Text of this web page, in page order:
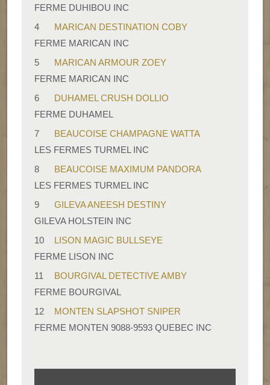
FERME DUHIBOU INC
4
MARICAN DESTINATION COBY
FERME MARICAN INC
5
MARICAN ARMOUR ZOEY
FERME MARICAN INC
6
DUHAMEL CRUSH DOLLIO
FERME DUHAMEL
7
BEAUCOISE CHAMPAGNE WATTA
LES FERMES TURMEL INC
8
BEAUCOISE MAXIMUM PANDORA
LES FERMES TURMEL INC
9
GILEVA ANEESH DESTINY
GILEVA HOLSTEIN INC
10
LISON MAGIC BULLSEYE
FERME LISON INC
11
BOURGIVAL DETECTIVE AMBY
FERME BOURGIVAL
12
MONTEN SLAPSHOT SNIPER
FERME MONTEN 9088-9593 QUEBEC INC